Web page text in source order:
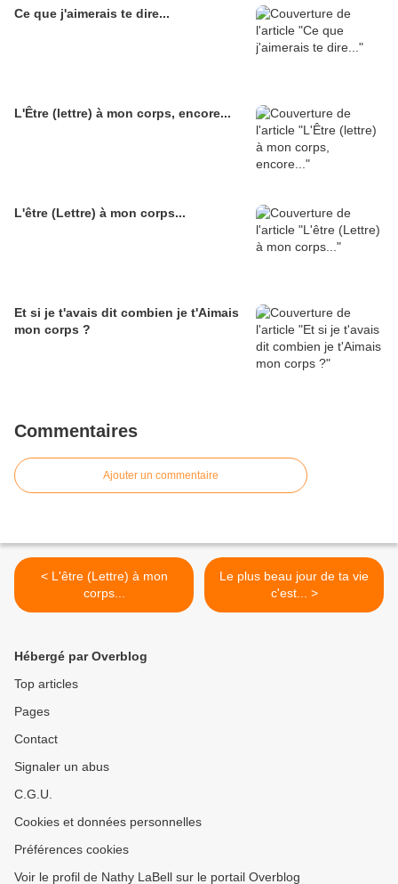
Ce que j'aimerais te dire...
L'Être (lettre) à mon corps, encore...
L'être (Lettre) à mon corps...
Et si je t'avais dit combien je t'Aimais
mon corps ?
Commentaires
Ajouter un commentaire
< L'être (Lettre) à mon
corps...
Le plus beau jour de ta vie
c'est... >
Hébergé par Overblog
Top articles
Pages
Contact
Signaler un abus
C.G.U.
Cookies et données personnelles
Préférences cookies
Voir le profil de Nathy LaBell sur le portail Overblog